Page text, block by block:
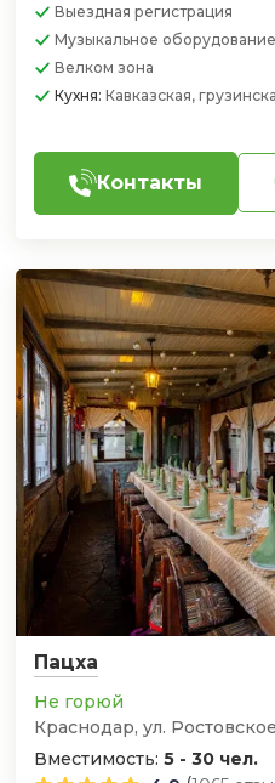
Выездная регистрация
Музыкальное оборудование
Велком зона
Кухня: Кавказская,
Контакты
Пацха
Не горюй
Краснодар, ул.
Вместимость: 5 - 30 чел.